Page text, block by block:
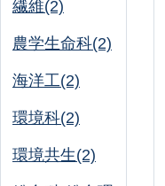
繊維(2)
農学生命科(2)
海洋工(2)
環境科(2)
環境共生(2)